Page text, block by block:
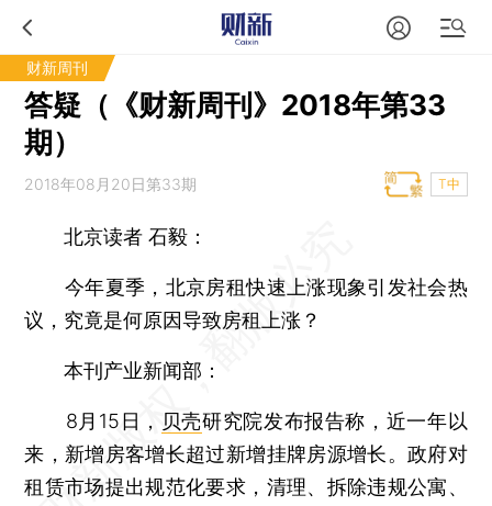
财新周刊
答疑（《财新周刊》2018年第33
期）
2018年08月20日第33期 T中
北京读者 石毅：
今年夏季，北京房租快速上涨现象引发社会热
议，究竟是何原因导致房租上涨？
本刊产业新闻部：
8月15日， 贝壳研究院发布报告称，近一年以
来，新增房客增长超过新增挂牌房源增长。政府对
租赁市场提出规范化要求，清理、拆除违规公寓、